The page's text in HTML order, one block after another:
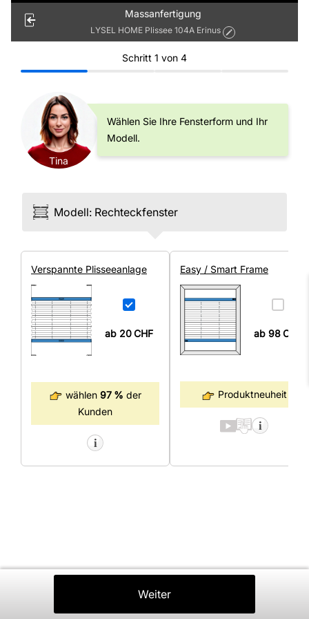
Massanfertigung
LYSEL HOME Plissee 104A Erinus
Schritt 1 von 4
Tina
Wählen Sie Ihre Fensterform und Ihr
Modell.
Modell: Rechteck­fenster
Ver­spannte Plissee­anlage
ab 20CHF
wählen 97 % der
Kunden
Easy / Smart Frame
ab 98CHF
Produktneuheit
Weiter